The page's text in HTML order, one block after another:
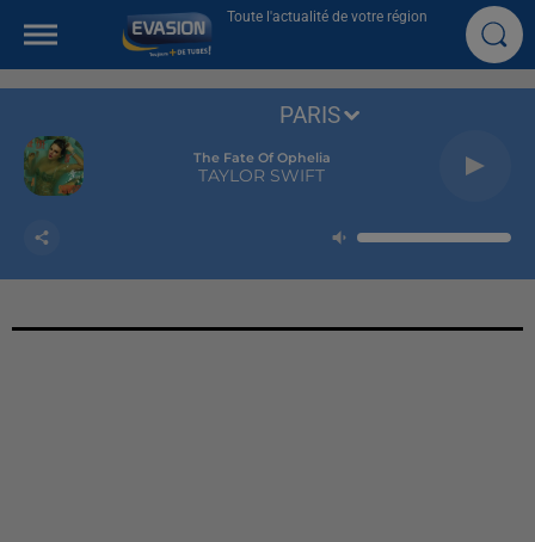
Toute l'actualité de votre région
The Fate Of Ophelia
TAYLOR SWIFT
PARIS